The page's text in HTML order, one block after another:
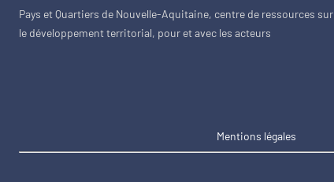
Pays et Quartiers de Nouvelle-Aquitaine, centre de ressources sur
le développement territorial, pour et avec les acteurs
Mentions légales